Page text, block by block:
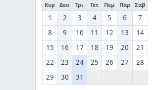
Κυρ Δευ Τρι Τετ Πεμ Παρ Σαβ
1 2 3 4 5 6
7
8
9 10 11 12 13
14
15
16 17 18 19 20
21
22
23 24 25 26 27
28
29
30 31